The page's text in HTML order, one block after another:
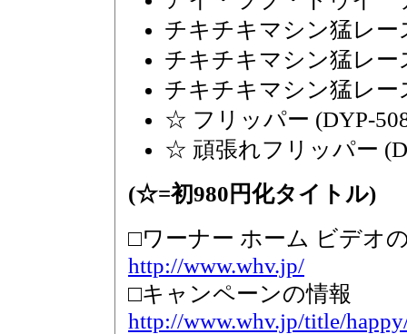
チキチキマシン猛レー
チキチキマシン猛レー
チキチキマシン猛レー
☆ フリッパー (DYP-
☆ 頑張れフリッパー
(☆=初980円化タイトル)
□ワーナー ホーム ビデオ
http://www.whv.jp/
□キャンペーンの情報
http://www.whv.jp/title/